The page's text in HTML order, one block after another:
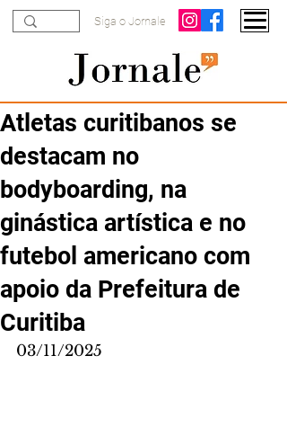
Siga o Jornale
Atletas curitibanos se
destacam no
bodyboarding, na
ginástica artística e no
futebol americano com
apoio da Prefeitura de
Curitiba
03/11/2025